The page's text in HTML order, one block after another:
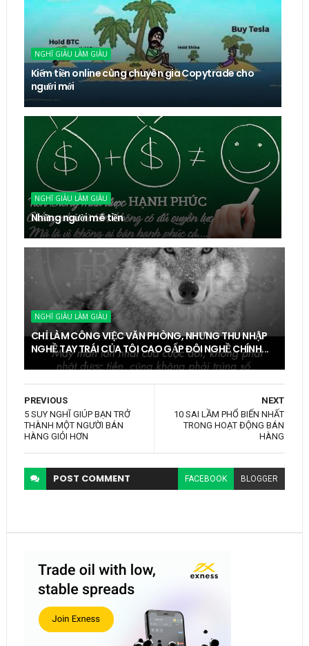
NGHĨ GIÀU LÀM GIÀU
Kiếm tiền online cùng chuyên gia Copytrade cho
người mới
NGHĨ GIÀU LÀM GIÀU
Những người mê tiền
NGHĨ GIÀU LÀM GIÀU
CHỈ LÀM CÔNG VIỆC VĂN PHÒNG, NHƯNG THU NHẬP
NGHỀ TAY TRÁI CỦA TÔI CAO GẤP ĐÔI NGHỀ CHÍNH...
NEXT
10 SAI LẦM PHỔ BIẾN NHẤT
TRONG HOẠT ĐỘNG BÁN
HÀNG
PREVIOUS
5 SUY NGHĨ GIÚP BẠN TRỞ
THÀNH MỘT NGƯỜI BÁN
HÀNG GIỎI HƠN
POST COMMENT FACEBOOK BLOGGER